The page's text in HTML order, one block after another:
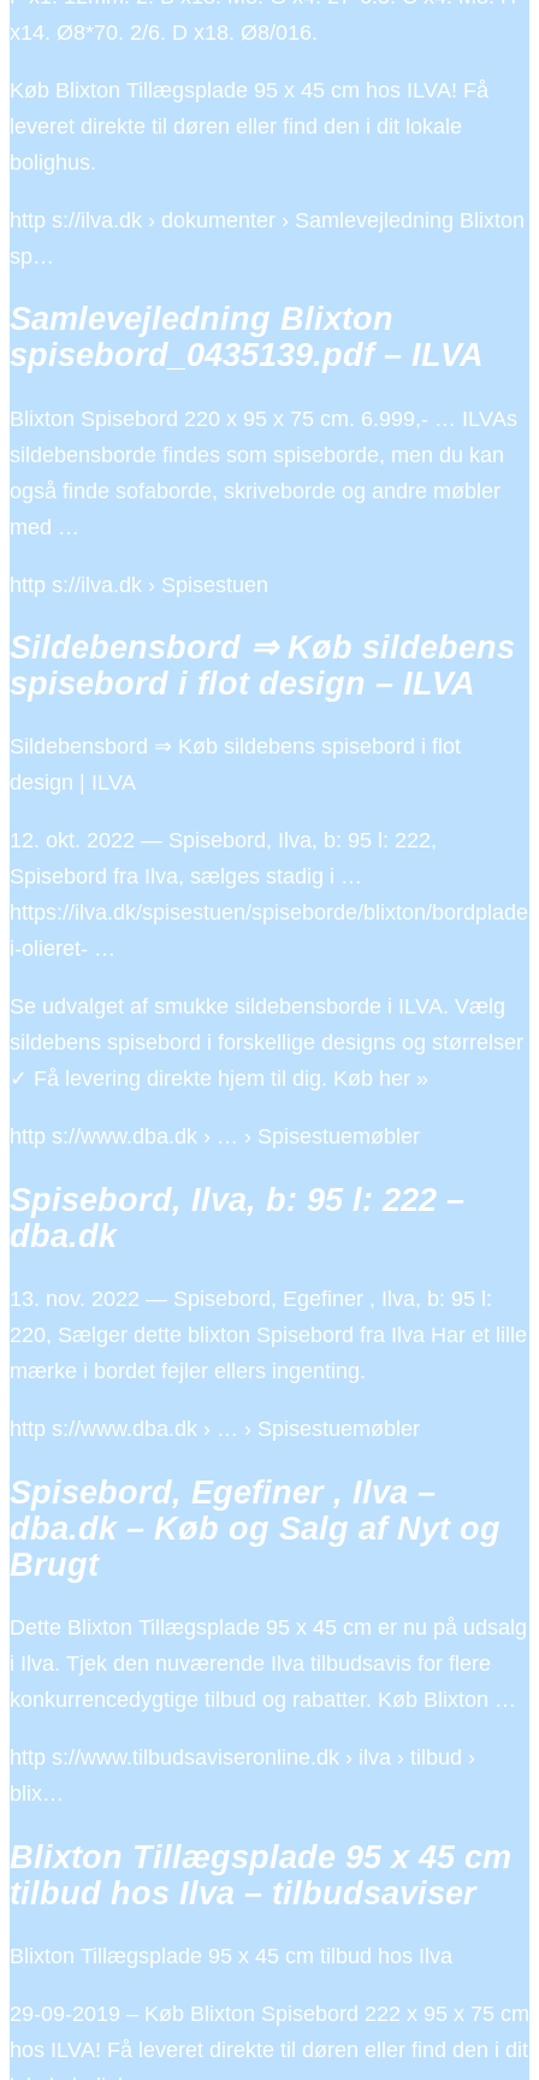
x14. Ø8*70. 2/6. D x18. Ø8/016.
Køb Blixton Tillægsplade 95 x 45 cm hos ILVA! Få
leveret direkte til døren eller find den i dit lokale
bolighus.
http s://ilva.dk › dokumenter › Samlevejledning Blixton
sp…
Samlevejledning Blixton
spisebord_0435139.pdf – ILVA
Blixton Spisebord 220 x 95 x 75 cm. 6.999,- … ILVAs
sildebensborde findes som spiseborde, men du kan
også finde sofaborde, skriveborde og andre møbler
med …
http s://ilva.dk › Spisestuen
Sildebensbord ⇒ Køb sildebens
spisebord i flot design – ILVA
Sildebensbord ⇒ Køb sildebens spisebord i flot
design | ILVA
12. okt. 2022 — Spisebord, Ilva, b: 95 l: 222,
Spisebord fra Ilva, sælges stadig i …
https://ilva.dk/spisestuen/spiseborde/blixton/bordplade-
i-olieret- …
Se udvalget af smukke sildebensborde i ILVA. Vælg
sildebens spisebord i forskellige designs og størrelser
✓ Få levering direkte hjem til dig. Køb her »
http s://www.dba.dk › … › Spisestuemøbler
Spisebord, Ilva, b: 95 l: 222 –
dba.dk
13. nov. 2022 — Spisebord, Egefiner , Ilva, b: 95 l:
220, Sælger dette blixton Spisebord fra Ilva Har et lille
mærke i bordet fejler ellers ingenting.
http s://www.dba.dk › … › Spisestuemøbler
Spisebord, Egefiner , Ilva –
dba.dk – Køb og Salg af Nyt og
Brugt
Dette Blixton Tillægsplade 95 x 45 cm er nu på udsalg
i Ilva. Tjek den nuværende Ilva tilbudsavis for flere
konkurrencedygtige tilbud og rabatter. Køb Blixton …
http s://www.tilbudsaviseronline.dk › ilva › tilbud ›
blix…
Blixton Tillægsplade 95 x 45 cm
tilbud hos Ilva – tilbudsaviser
Blixton Tillægsplade 95 x 45 cm tilbud hos Ilva
29-09-2019 – Køb Blixton Spisebord 222 x 95 x 75 cm
hos ILVA! Få leveret direkte til døren eller find den i dit